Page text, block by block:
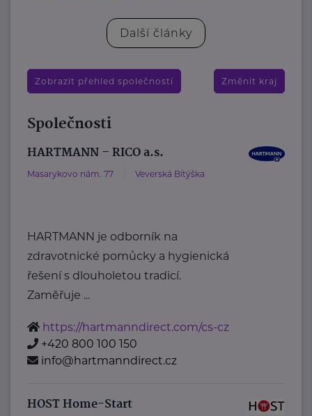
Další články
Zobrazit přehled společností Změnit kraj
Společnosti
HARTMANN – RICO a.s.
Masarykovo nám. 77 Veverská Bítýška
HARTMANN je odborník na
zdravotnické pomůcky a hygienická
řešení s dlouholetou tradicí.
Zaměřuje ...
https://hartmanndirect.com/cs-cz
+420 800 100 150
info@hartmanndirect.cz
HOST Home-Start